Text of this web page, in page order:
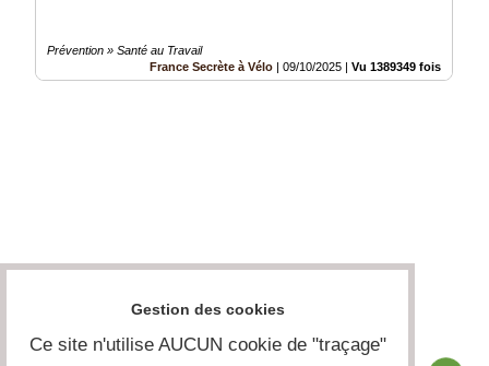
Prévention » Santé au Travail
France Secrète à Vélo | 09/10/2025 | Vu 1389349 fois
Gestion des cookies
Ce site n'utilise AUCUN cookie de "traçage"